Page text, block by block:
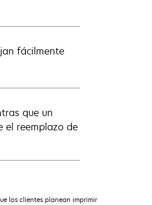
fácilmente
que un
el reemplazo de
los clientes planean imprimir